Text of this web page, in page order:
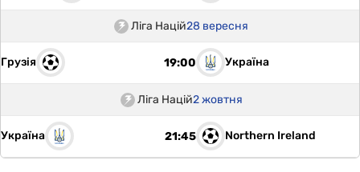
Ліга Націй28 вересня
Грузія 19:00 Україна
Ліга Націй2 жовтня
Україна 21:45 Northern Ireland